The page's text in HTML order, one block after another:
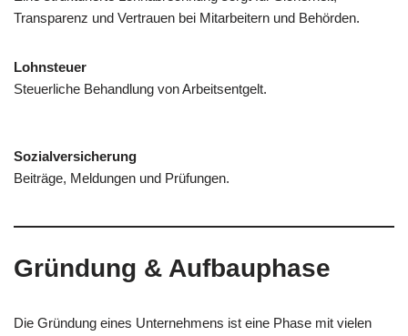
Transparenz und Vertrauen bei Mitarbeitern und Behörden.
Lohnsteuer
Steuerliche Behandlung von Arbeitsentgelt.
Sozialversicherung
Beiträge, Meldungen und Prüfungen.
Gründung & Aufbauphase
Die Gründung eines Unternehmens ist eine Phase mit vielen